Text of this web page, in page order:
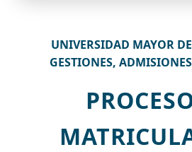
UNIVERSIDAD MAYOR
GESTIONES,